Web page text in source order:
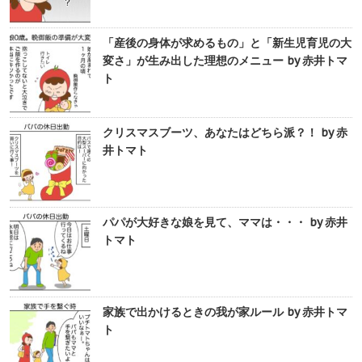
「産後の身体が求めるもの」と「新生児育児の大
変さ」が生み出した理想のメニュー by 赤井トマ
ト
クリスマスブーツ、あなたはどちら派？！ by 赤
井トマト
パパが大好きな娘を見て、ママは・・・ by 赤井
トマト
家族で出かけるときの我が家ルール by 赤井トマ
ト